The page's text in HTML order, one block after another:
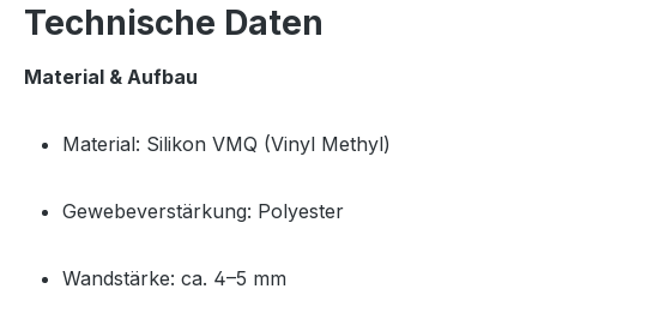
Technische Daten
Material & Aufbau
Material: Silikon VMQ (Vinyl Methyl)
Gewebeverstärkung: Polyester
Wandstärke: ca. 4–5 mm